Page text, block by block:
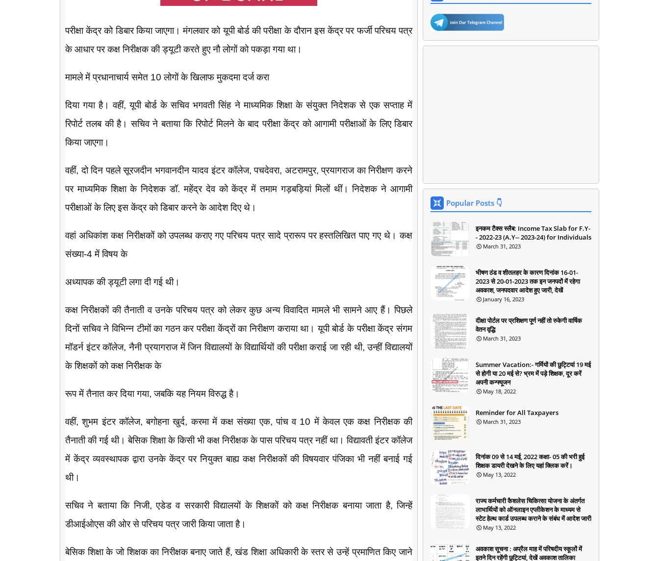
परीक्षा केंद्र को डिबार किया जाएगा। मंगलवार को यूपी बोर्ड की परीक्षा के दौरान इस केंद्र पर फर्जी परिचय पत्र
के आधार पर कक्ष निरीक्षक की ड्यूटी करते हुए नौ लोगों को पकड़ा गया था।
मामले में प्रधानाचार्य समेत 10 लोगों के खिलाफ मुकदमा दर्ज करा
दिया गया है। वहीं, यूपी बोर्ड के सचिव भगवती सिंह ने माध्यमिक शिक्षा के संयुक्त निदेशक से एक सप्ताह में
रिपोर्ट तलब की है। सचिव ने बताया कि रिपोर्ट मिलने के बाद परीक्षा केंद्र को आगामी परीक्षाओं के लिए डिबार
किया जाएगा।
वहीं, दो दिन पहले सूरजदीन भगवानदीन यादव इंटर कॉलेज, पचदेवरा, अटरामपुर, प्रयागराज का निरीक्षण करने
पर माध्यमिक शिक्षा के निदेशक डॉ. महेंद्र देव को केंद्र में तमाम गड़बड़ियां मिलों थीं। निदेशक ने आगामी
परीक्षाओं के लिए इस केंद्र को डिबार करने के आदेश दिए थे।
वहां अधिकांश कक्ष निरीक्षकों को उपलब्ध कराए गए परिचय पत्र सादे प्रारूप पर हस्तलिखित पाए गए थे। कक्ष
संख्या-4 में विषय के
अध्यापक की ड्यूटी लगा दी गई थी।
कक्ष निरीक्षकों की तैनाती व उनके परिचय पत्र को लेकर कुछ अन्य विवादित मामले भी सामने आए हैं। पिछले
दिनों सचिव ने विभिन्न टीमों का गठन कर परीक्षा केंद्रों का निरीक्षण कराया था। यूपी बोर्ड के परीक्षा केंद्र संगम
मॉडर्न इंटर कॉलेज, नैनी प्रयागराज में जिन विद्यालयों के विद्यार्थियों की परीक्षा कराई जा रही थी, उन्हीं विद्यालयों
के शिक्षकों को कक्ष निरीक्षक के
रूप में तैनात कर दिया गया, जबकि यह नियम विरुद्ध है।
वहीं, शुभम इंटर कॉलेज, बगोहना खुर्द, करमा में कक्ष संख्या एक, पांच व 10 में केवल एक कक्ष निरीक्षक की
तैनाती की गई थी। बेसिक शिक्षा के किसी भी कक्ष निरीक्षक के पास परिचय पत्र नहीं था। विद्यावती इंटर कॉलेज
में केंद्र व्यवस्थापक द्वारा उनके केंद्र पर नियुक्त बाह्य कक्ष निरीक्षकों की विषयवार पंजिका भी नहीं बनाई गई
थी।
सचिव ने बताया कि निजी, एडेड व सरकारी विद्यालयों के शिक्षकों को कक्ष निरीक्षक बनाया जाता है, जिन्हें
डीआईओएस की ओर से परिचय पत्र जारी किया जाता है।
बेसिक शिक्षा के जो शिक्षक का निरीक्षक बनाए जाते हैं, खंड शिक्षा अधिकारी के स्तर से उन्हें प्रमाणित किए जाने
Popular Posts 👇
इनकम टैक्स स्लैब: Income Tax Slab for F.Y-
- 2022-23 (A.Y-- 2023-24) for Individuals
March 31, 2023
भीषण ठंड व शीतलहर के कारण दिनांक 16-01-
2023 से 20-01-2023 तक इन जनपदों में रहेगा
अवकाश, जनपदवार आदेश हुए जारी, देखें
January 16, 2023
दीक्षा पोर्टल पर प्रशिक्षण पूर्ण नहीं तो रुकेगी वार्षिक
वेतन वृद्धि
March 31, 2023
Summer Vacation:- गर्मियों की छुट्टियां 19 मई
से होगी या 20 मई से? भ्रम में पड़े शिक्षक, दूर करें
अपनी कन्फ्यूजन
May 18, 2022
Reminder for All Taxpayers
March 31, 2023
दिनांक 09 से 14 मई, 2022 कक्षा- 05 की भरी हुई
शिक्षक डायरी देखने के लिए यहां क्लिक करें।
May 13, 2022
राज्य कर्मचारी कैशलेस चिकित्सा योजना के अंतर्गत
लाभार्थियों को ऑनलाइन एप्लीकेशन के माध्यम से
स्टेट हेल्थ कार्ड उपलब्ध कराने के संबंध में आदेश जारी
May 13, 2022
अवकाश सूचना : अप्रैल माह में परिषदीय स्कूलों में
इतने दिन रहेंगी छुट्टियां, देखें अवकाश तालिका